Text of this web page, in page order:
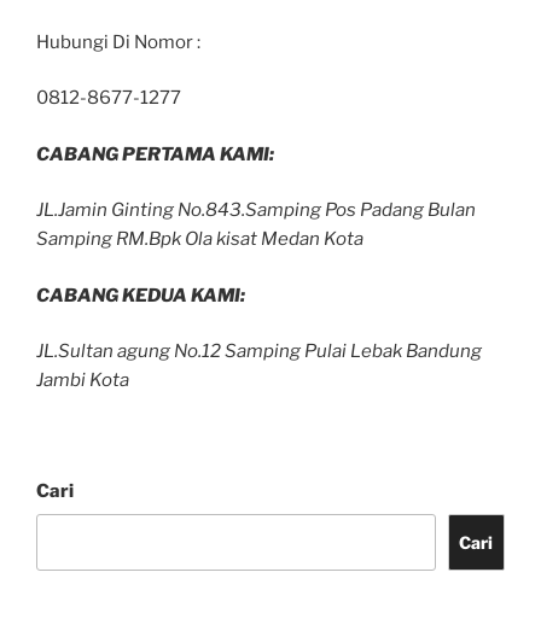
Hubungi Di Nomor :
0812-8677-1277
CABANG PERTAMA KAMI:
JL.Jamin Ginting No.843.Samping Pos Padang Bulan
Samping RM.Bpk Ola kisat Medan Kota
CABANG KEDUA KAMI:
JL.Sultan agung No.12 Samping Pulai Lebak Bandung
Jambi Kota
Cari
Cari